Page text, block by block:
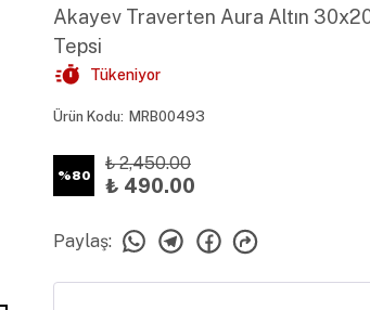
Akayev Traverten Aura Altın
Tepsi
Tükeniyor
Ürün Kodu: MRB00493
%80
₺ 2,450.00
₺ 490.00
Paylaş: